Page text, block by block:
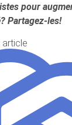
pour
Partagez-les!
article